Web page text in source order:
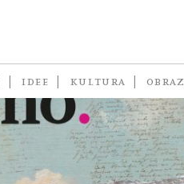
IDEE KULTURA OBRAZ